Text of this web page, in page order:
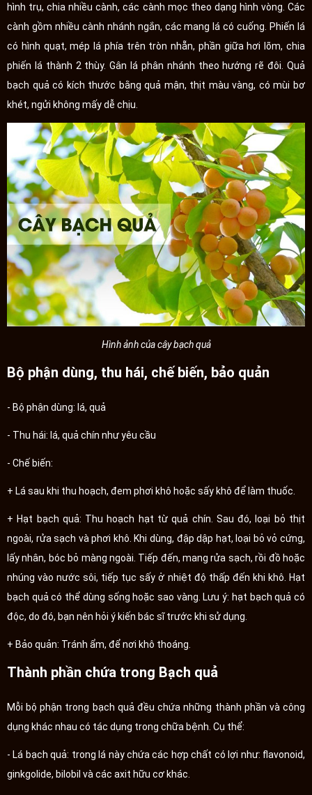
hình trụ, chia nhiều cành, các cành mọc theo dạng hình vòng. Các
cành gồm nhiều cành nhánh ngắn, các mang lá có cuống. Phiến lá
có hình quạt, mép lá phía trên tròn nhẵn, phần giữa hơi lõm, chia
phiến lá thành 2 thùy. Gân lá phân nhánh theo hướng rẽ đôi. Quả
bạch quả có kích thước bằng quả mận, thịt màu vàng, có mùi bơ
khét, ngửi không mấy dễ chịu.
Hình ảnh của cây bạch quả
Bộ phận dùng, thu hái, chế biến, bảo quản
- Bộ phận dùng: lá, quả
- Thu hái: lá, quả chín như yêu cầu
- Chế biến:
+ Lá sau khi thu hoạch, đem phơi khô hoặc sấy khô để làm thuốc.
+ Hạt bạch quả: Thu hoạch hạt từ quả chín. Sau đó, loại bỏ thịt
ngoài, rửa sạch và phơi khô. Khi dùng, đập dập hạt, loại bỏ vỏ cứng,
lấy nhân, bóc bỏ màng ngoài. Tiếp đến, mang rửa sạch, rồi đồ hoặc
nhúng vào nước sôi, tiếp tục sấy ở nhiệt độ thấp đến khi khô. Hạt
bạch quả có thể dùng sống hoặc sao vàng. Lưu ý: hạt bạch quả có
độc, do đó, bạn nên hỏi ý kiến bác sĩ trước khi sử dụng.
+ Bảo quản: Tránh ẩm, để nơi khô thoáng.
Thành phần chứa trong Bạch quả
Mỗi bộ phận trong bạch quả đều chứa những thành phần và công
dụng khác nhau có tác dụng trong chữa bệnh. Cụ thể:
- Lá bạch quả: trong lá này chứa các hợp chất có lợi như: flavonoid,
ginkgolide, bilobil và các axit hữu cơ khác.